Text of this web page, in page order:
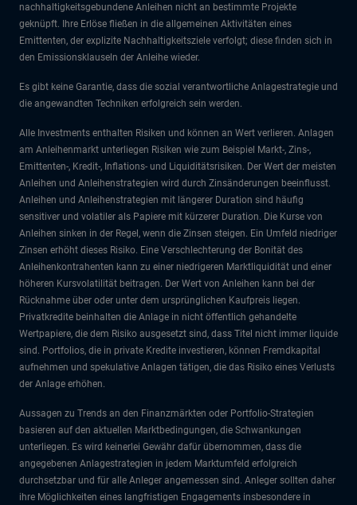
nachhaltigkeitsgebundene Anleihen nicht an bestimmte Projekte
geknüpft. Ihre Erlöse fließen in die allgemeinen Aktivitäten eines
Emittenten, der explizite Nachhaltigkeitsziele verfolgt; diese finden sich in
den Emissionsklauseln der Anleihe wieder.
Es gibt keine Garantie, dass die sozial verantwortliche Anlagestrategie und
die angewandten Techniken erfolgreich sein werden.
Alle Investments enthalten Risiken und können an Wert verlieren. Anlagen
am Anleihenmarkt unterliegen Risiken wie zum Beispiel Markt-, Zins-,
Emittenten-, Kredit-, Inflations- und Liquiditätsrisiken. Der Wert der meisten
Anleihen und Anleihenstrategien wird durch Zinsänderungen beeinflusst.
Anleihen und Anleihenstrategien mit längerer Duration sind häufig
sensitiver und volatiler als Papiere mit kürzerer Duration. Die Kurse von
Anleihen sinken in der Regel, wenn die Zinsen steigen. Ein Umfeld niedriger
Zinsen erhöht dieses Risiko. Eine Verschlechterung der Bonität des
Anleihenkontrahenten kann zu einer niedrigeren Marktliquidität und einer
höheren Kursvolatilität beitragen. Der Wert von Anleihen kann bei der
Rücknahme über oder unter dem ursprünglichen Kaufpreis liegen.
Privatkredite beinhalten die Anlage in nicht öffentlich gehandelte
Wertpapiere, die dem Risiko ausgesetzt sind, dass Titel nicht immer liquide
sind. Portfolios, die in private Kredite investieren, können Fremdkapital
aufnehmen und spekulative Anlagen tätigen, die das Risiko eines Verlusts
der Anlage erhöhen.
Aussagen zu Trends an den Finanzmärkten oder Portfolio-Strategien
basieren auf den aktuellen Marktbedingungen, die Schwankungen
unterliegen. Es wird keinerlei Gewähr dafür übernommen, dass die
angegebenen Anlagestrategien in jedem Marktumfeld erfolgreich
durchsetzbar und für alle Anleger angemessen sind. Anleger sollten daher
ihre Möglichkeiten eines langfristigen Engagements insbesondere in